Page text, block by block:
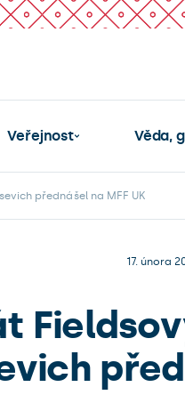
Veřejnost Věda,
přednášel na MFF UK
17. února